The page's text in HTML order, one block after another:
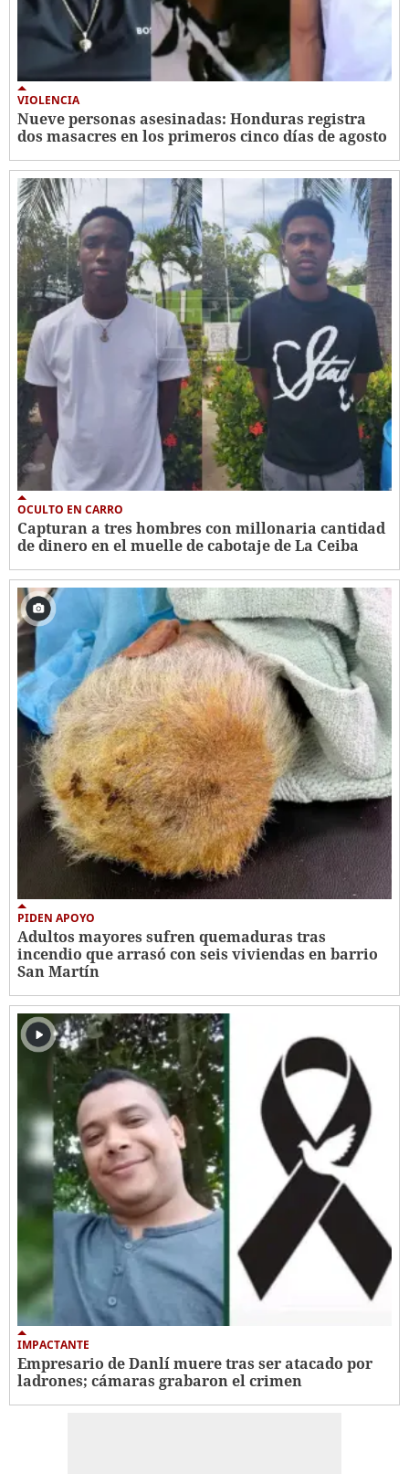
VIOLENCIA
Nueve personas asesinadas: Honduras registra
dos masacres en los primeros cinco días de agosto
OCULTO EN CARRO
Capturan a tres hombres con millonaria cantidad
de dinero en el muelle de cabotaje de La Ceiba
PIDEN APOYO
Adultos mayores sufren quemaduras tras
incendio que arrasó con seis viviendas en barrio
San Martín
IMPACTANTE
Empresario de Danlí muere tras ser atacado por
ladrones; cámaras grabaron el crimen